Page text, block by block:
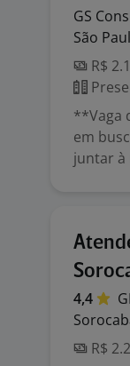
GS
São
R$
**Vaga
em
juntar à
4,4
R$